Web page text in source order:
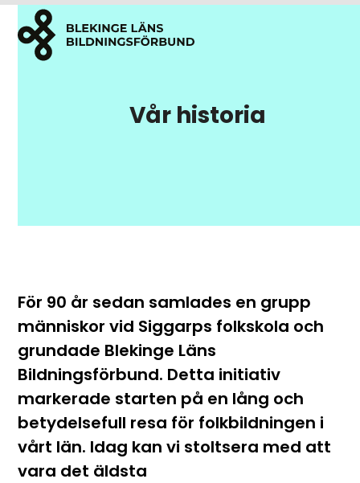
Skip
content
Open
mobile
menu
Close
mobile
menu
Vår historia
För 90 år sedan samlades en grupp
människor vid Siggarps folkskola och
grundade Blekinge Läns
Bildningsförbund. Detta initiativ
markerade starten på en lång och
betydelsefull resa för folkbildningen i
vårt län. Idag kan vi stoltsera med att
vara det äldsta